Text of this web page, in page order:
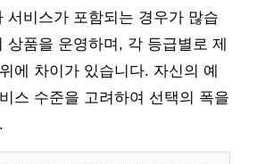
서비스가 포함되는 경우가 많습
상품을 운영하며, 각 등급별로 제
에 차이가 있습니다. 자신의 예
스 수준을 고려하여 선택의 폭을